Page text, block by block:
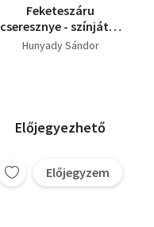
Feketeszáru
cseresznye - színjáték
három felvonásban
Hunyady Sándor
Előjegyezhető
Előjegyzem